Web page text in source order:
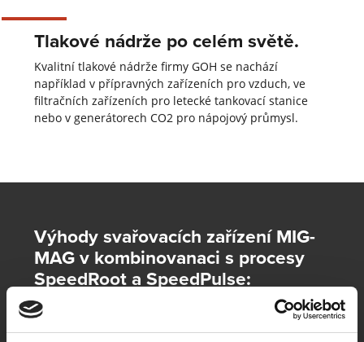
Tlakové nádrže po celém světě.
Kvalitní tlakové nádrže firmy GOH se nachází
například v přípravných zařízeních pro vzduch, ve
filtračních zařízeních pro letecké tankovací stanice
nebo v generátorech CO2 pro nápojový průmysl.
Výhody svařovacích zařízení MIG-
MAG v kombinovanaci s procesy
SpeedRoot a SpeedPulse:
Kratší doby svařování, hlubší
průvar